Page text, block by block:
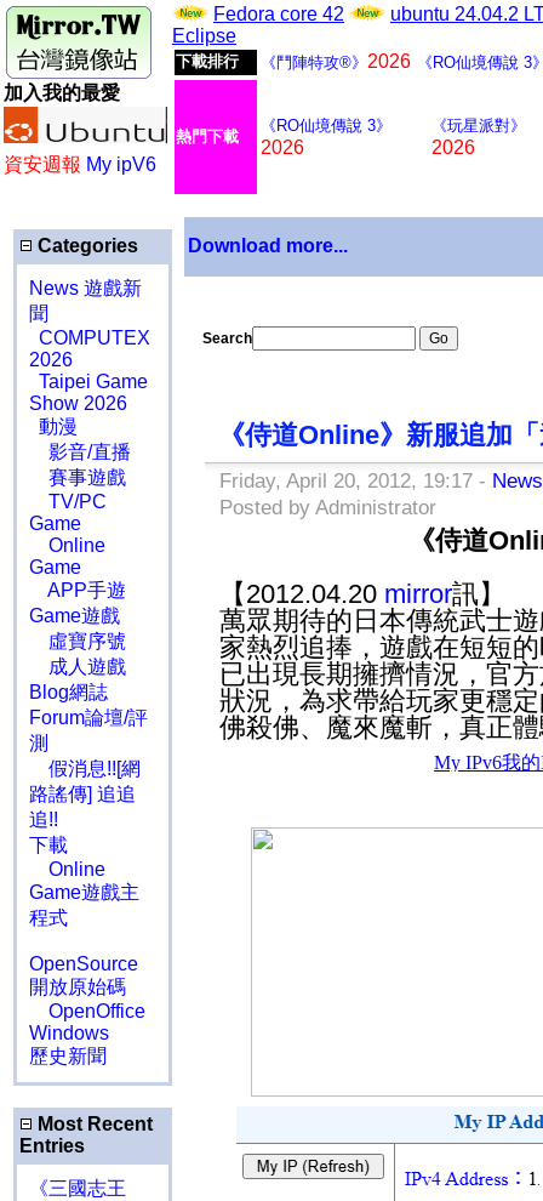
加入我的最愛
資安週報 My ipV6
Fedora core 42
ubuntu 24.04.2
Eclipse
下載排行 《鬥陣特攻®》 2026 《RO仙境傳說 3
熱門下載
《RO仙境傳說 3》
2026
《玩星派對》
2026
Categories
News 遊戲新
聞
COMPUTEX
2026
Taipei Game
Show 2026
動漫
影音/直播
賽事遊戲
TV/PC
Game
Online
Game
APP手遊
Game遊戲
虛寶序號
成人遊戲
Blog網誌
Forum論壇/評
測
假消息!![網
路謠傳] 追追
追!!
下載
Online
Game遊戲主
程式
OpenSource
開放原始碼
OpenOffice
Windows
歷史新聞
Most Recent
Entries
《三國志王
Download more...
Search
《侍道Online》新服追加
Friday, April 20, 2012, 19:17 -
Posted by Administrator
《侍道
【2012.04.20 mirror訊】
萬眾期待的日本傳統武士
家熱烈追捧，遊戲在短短
已出現長期擁擠情況，官
狀況，為求帶給玩家更穩
佛殺佛、魔來魔斬，真正